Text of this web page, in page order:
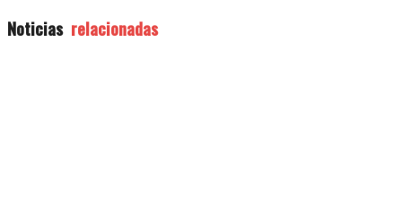
Noticias relacionadas